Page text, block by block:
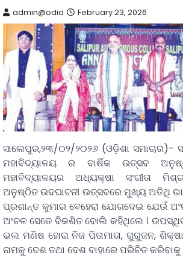
admin@odia February 23, 2026
ସାଲେପୁର,୨୩/୦୨/୨୦୨୬ (ଓଡ଼ିଶା ସମାଚାର)-
ମହାବିଦ୍ୟାଳୟ ର ବାର୍ଷିକ ଉତ୍ସବ
ମହାବିଦ୍ୟାଳୟର ଅଧ୍ୟକ୍ଷା ସଂଗୀତା
ଅନୁଷ୍ଠିତ ଉଦଘାଟନୀ ଉତ୍ସବରେ ମୁଖ୍ୟ ଅତିଥି
ପ୍ରଶାନ୍ତ କୁମାର ବେହେରା ଯୋଗଦେଇ ଯେଉଁ
ଅଂଚଳ ସେତେ ବିକଶିତ ବୋଲି କହିଥିଲେ ।
ଭଲ ମଣିଷ ହୋଇ ନିଜ ପିତାମାତା, ଗୁରୁଜନ,
ନାମକୁ ଦେଶ ତଥା ଦେଶ ବାହାରେ ପରିଚିତ କରିବାକୁ